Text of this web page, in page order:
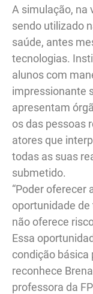
A simulação, na
sendo utilizado
saúde, antes
tecnologias.
alunos com
impressionante
apresentam
os das pessoas
atores que
todas as suas
submetido.
“Poder oferecer
oportunidade
não oferece
Essa
condição básica
reconhece
professora da